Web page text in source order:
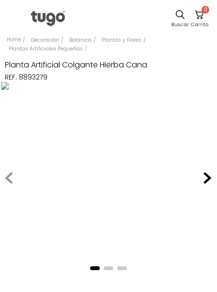
0
Decoración Botánica
Plantas y Flores
Plantas Artificiales Pequeñas
Planta Artificial Colgante Hierba Cana
REF: 8893279
Comedor
Escritorio